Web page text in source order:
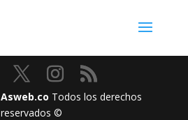
Asweb.co Todos los derechos
reservados ©